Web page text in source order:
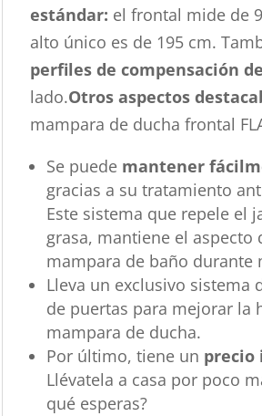
estándar: el frontal mide de
alto único es de 195 cm.
perfiles de compensación
lado.Otros aspectos
mampara de ducha frontal
Se puede mantener
gracias a su tratamiento
Este sistema que repele el
grasa, mantiene el aspecto
mampara de baño durante
Lleva un exclusivo sistema
de puertas para mejorar la
mampara de ducha.
Por último, tiene un precio
Llévatela a casa por poco
qué esperas?